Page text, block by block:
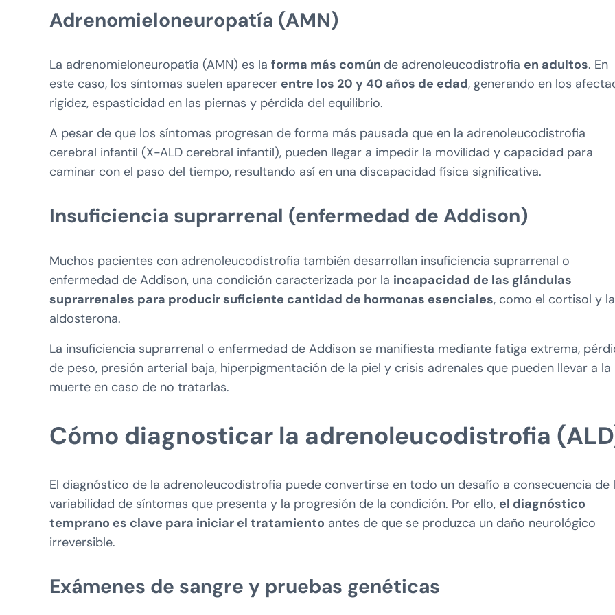
Adrenomieloneuropatía (AMN)
La adrenomieloneuropatía (AMN) es la forma más común de adrenoleucodistrofia en adultos. En
este caso, los síntomas suelen aparecer entre los 20 y 40 años de edad, generando en los
rigidez, espasticidad en las piernas y pérdida del equilibrio.
A pesar de que los síntomas progresan de forma más pausada que en la adrenoleucodistrofia
cerebral infantil (X-ALD cerebral infantil), pueden llegar a impedir la movilidad y capacidad para
caminar con el paso del tiempo, resultando así en una discapacidad física significativa.
Insuficiencia suprarrenal (enfermedad de Addison)
Muchos pacientes con adrenoleucodistrofia también desarrollan insuficiencia suprarrenal o
enfermedad de Addison, una condición caracterizada por la incapacidad de las glándulas
suprarrenales para producir suficiente cantidad de hormonas esenciales, como el cortisol y la
aldosterona.
La insuficiencia suprarrenal o enfermedad de Addison se manifiesta mediante fatiga extrema,
de peso, presión arterial baja, hiperpigmentación de la piel y crisis adrenales que pueden llevar a la
muerte en caso de no tratarlas.
Cómo diagnosticar la adrenoleucodistrofia
El diagnóstico de la adrenoleucodistrofia puede convertirse en todo un desafío a consecuencia de
variabilidad de síntomas que presenta y la progresión de la condición. Por ello, el diagnóstico
temprano es clave para iniciar el tratamiento antes de que se produzca un daño neurológico
irreversible.
Exámenes de sangre y pruebas genéticas